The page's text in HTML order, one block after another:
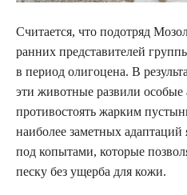
Считается, что подотряд
ранних представителей
в период олигоцена. В
эти животные развили особые
противостоять жарким
наиболее заметных адаптаций
под копытами, которые
песку без ущерба для кожи.